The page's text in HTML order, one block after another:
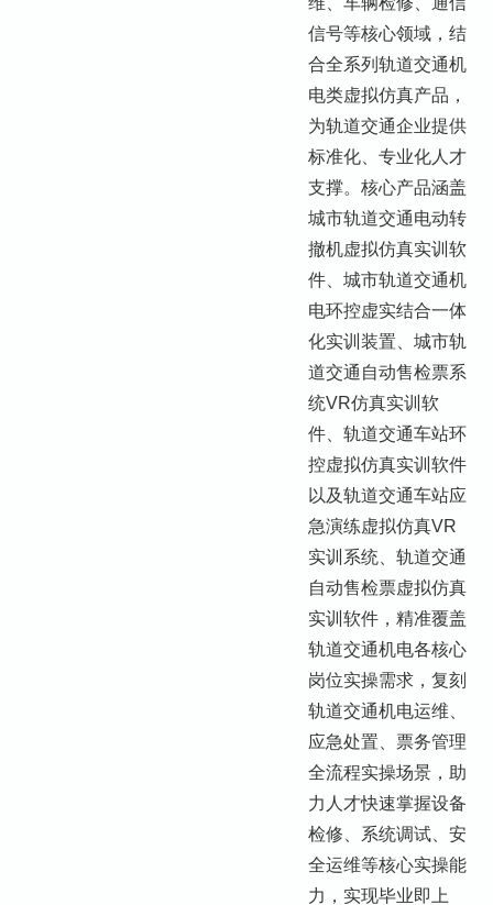
信号等核心领域，结
合全系列轨道交通机
电类虚拟仿真产品，
为轨道交通企业提供
标准化、专业化人才
支撑。核心产品涵盖
城市轨道交通电动转
撤机虚拟仿真实训软
件、城市轨道交通机
电环控虚实结合一体
化实训装置、城市轨
道交通自动售检票系
统VR仿真实训软
件、轨道交通车站环
控虚拟仿真实训软件
以及轨道交通车站应
急演练虚拟仿真VR
实训系统、轨道交通
自动售检票虚拟仿真
实训软件，精准覆盖
轨道交通机电各核心
岗位实操需求，复刻
轨道交通机电运维、
应急处置、票务管理
全流程实操场景，助
力人才快速掌握设备
检修、系统调试、安
全运维等核心实操能
力，实现毕业即上